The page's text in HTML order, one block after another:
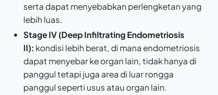
serta dapat menyebabkan perlengketan yang
lebih luas.
Stage IV (Deep Infiltrating Endometriosis
II): kondisi lebih berat, di mana endometriosis
dapat menyebar ke organ lain, tidak hanya di
panggul tetapi juga area di luar rongga
panggul seperti usus atau organ lain.